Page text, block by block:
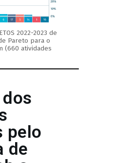
2022-2023 de
Pareto para o
(660 atividades
pelo
de